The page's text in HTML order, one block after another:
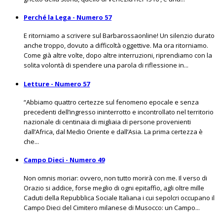
Perché la Lega - Numero 57
E ritorniamo a scrivere sul Barbarossaonline! Un silenzio durato
anche troppo, dovuto a difficoltà oggettive. Ma ora ritorniamo.
Come già altre volte, dopo altre interruzioni, riprendiamo con la
solita volontà di spendere una parola di riflessione in...
Letture - Numero 57
“Abbiamo quattro certezze sul fenomeno epocale e senza
precedenti dell’ingresso ininterrotto e incontrollato nel territorio
nazionale di centinaia di migliaia di persone provenienti
dall’Africa, dal Medio Oriente e dall’Asia. La prima certezza è
che...
Campo Dieci - Numero 49
Non omnis moriar: ovvero, non tutto morirà con me. Il verso di
Orazio si addice, forse meglio di ogni epitaffio, agli oltre mille
Caduti della Repubblica Sociale Italiana i cui sepolcri occupano il
Campo Dieci del Cimitero milanese di Musocco: un Campo...